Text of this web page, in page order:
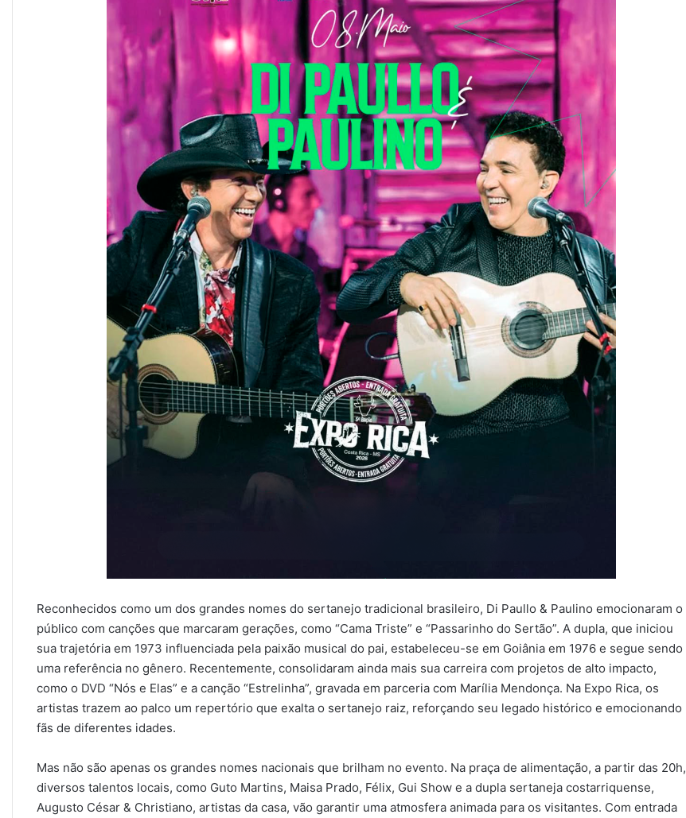
Reconhecidos como um dos grandes nomes do sertanejo tradicional brasileiro, Di Paullo & Paulino emocionaram o
público com canções que marcaram gerações, como “Cama Triste” e “Passarinho do Sertão”. A dupla, que iniciou
sua trajetória em 1973 influenciada pela paixão musical do pai, estabeleceu-se em Goiânia em 1976 e segue sendo
uma referência no gênero. Recentemente, consolidaram ainda mais sua carreira com projetos de alto impacto,
como o DVD “Nós e Elas” e a canção “Estrelinha”, gravada em parceria com Marília Mendonça. Na Expo Rica, os
artistas trazem ao palco um repertório que exalta o sertanejo raiz, reforçando seu legado histórico e emocionando
fãs de diferentes idades.
Mas não são apenas os grandes nomes nacionais que brilham no evento. Na praça de alimentação, a partir das 20h,
diversos talentos locais, como Guto Martins, Maisa Prado, Félix, Gui Show e a dupla sertaneja costarriquense,
Augusto César & Christiano, artistas da casa, vão garantir uma atmosfera animada para os visitantes. Com entrada